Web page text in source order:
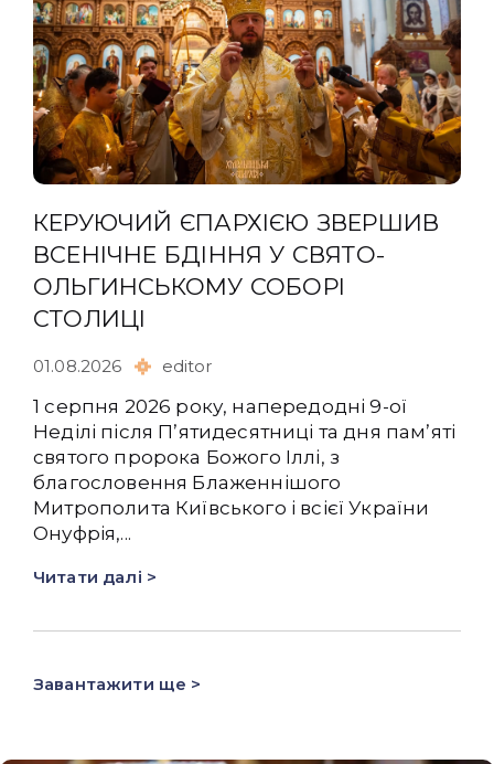
КЕРУЮЧИЙ ЄПАРХІЄЮ ЗВЕРШИВ
ВСЕНІЧНЕ БДІННЯ У СВЯТО-
ОЛЬГИНСЬКОМУ СОБОРІ
СТОЛИЦІ
01.08.2026 editor
1 серпня 2026 року, напередодні 9-ої
Неділі після Пʼятидесятниці та дня памʼяті
святого пророка Божого Іллі, з
благословення Блаженнішого
Митрополита Київського і всієї України
Онуфрія,...
Читати далі >
Завантажити ще >